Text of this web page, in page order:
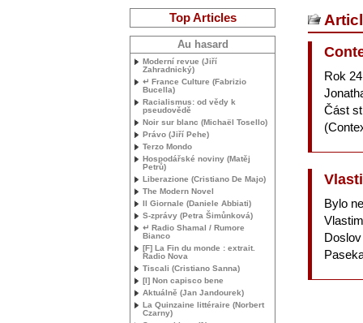
Rok 24
Část
Bylo
Top Articles
Au hasard
Moderní revue (Jiří
Zahradnický)
↵ France Culture (Fabrizio
Bucella)
Racialismus: od vědy k
pseudovědě
Noir sur blanc (Michaël Tosello)
Právo (Jiří Pehe)
Terzo Mondo
Hospodářské noviny (Matěj
Petrů)
Liberazione (Cristiano De Majo)
The Modern Novel
Il Giornale (Daniele Abbiati)
S-zprávy (Petra Šimůnková)
↵ Radio Shamal / Rumore
Bianco
[F] La Fin du monde : extrait.
Radio Nova
Tiscali (Cristiano Sanna)
[I] Non capisco bene
Aktuálně (Jan Jandourek)
La Quinzaine littéraire (Norbert
Czarny)